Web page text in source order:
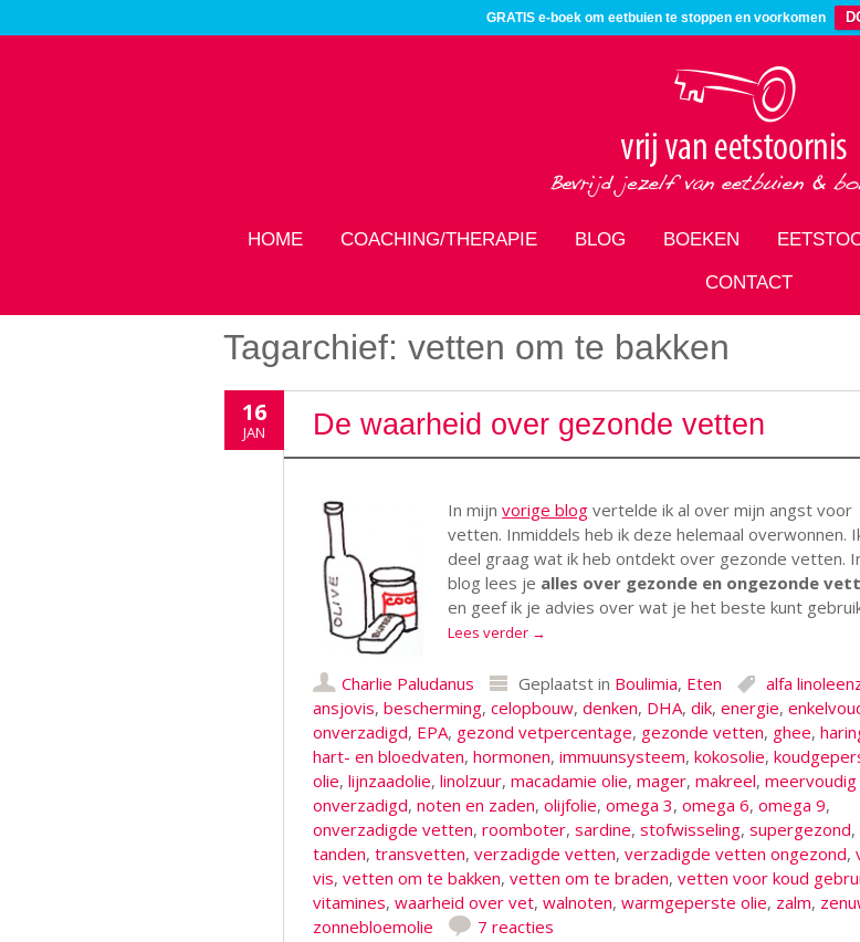
GRATIS e-boek om eetbuien te stoppen en voorkomen
HOME COACHING/THERAPIE BLOG BOEKEN
CONTACT
Tagarchief: vetten om te bakken
16
JAN De waarheid over gezonde vetten
In mijnvorige blog vertelde ik al over mijn angst voor
vetten. Inmiddels heb ik deze helemaal overwonnen.
deel graag wat ik heb ontdekt over gezonde vetten.
blog lees je alles over gezonde en ongezonde
en geef ik je advies over wat je het beste kunt
Lees verder →
Charlie Paludanus Geplaatst in Boulimia, Eten alfa
ansjovis, bescherming, celopbouw, denken, DHA, dik, energie,
onverzadigd, EPA, gezond vetpercentage, gezonde vetten, ghee,
hart- en bloedvaten, hormonen, immuunsysteem, kokosolie,
olie, lijnzaadolie, linolzuur, macadamie olie, mager, makreel, meervoudig
onverzadigd, noten en zaden, olijfolie, omega 3, omega 6, omega 9,
onverzadigde vetten, roomboter, sardine, stofwisseling, supergezond,
tanden, transvetten, verzadigde vetten, verzadigde vetten ongezond,
vis, vetten om te bakken, vetten om te braden, vetten voor koud
vitamines, waarheid over vet, walnoten, warmgeperste olie, zalm,
zonnebloemolie
7 reacties